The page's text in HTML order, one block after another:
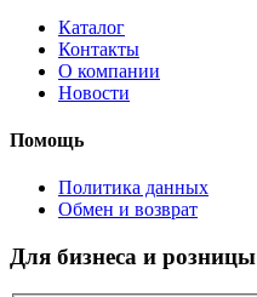
Каталог
Контакты
О компании
Новости
Помощь
Политика данных
Обмен и возврат
Для бизнеса и розницы